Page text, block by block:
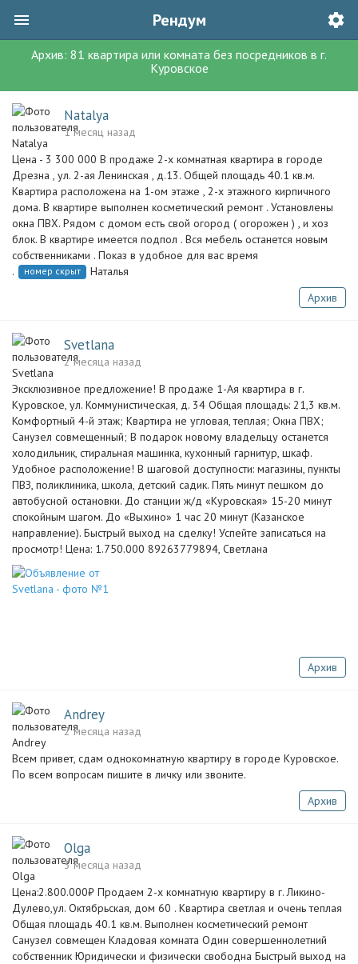
Рендум
Архив: 81 квартира или комната без посредников в г.
Куровское
Natalya
1 месяц назад
Цена - 3 300 000 В продаже 2-х комнатная квартира в городе
Дрезна , ул. 2-ая Ленинская , д.13. Общей площадь 40.1 кв.м.
Квартира расположена на 1-ом этаже , 2-х этажного кирпичного
дома. В квартире выполнен косметический ремонт . Установлены
окна ПВХ. Рядом с домом есть свой огород ( огорожен ) , и хоз
блок. В квартире имеется подпол . Вся мебель останется новым
собственниками . Показ в удобное для вас время
.
номер скрыт
Наталья
Архив
Svetlana
2 месяца назад
Эксклюзивное предложение! В продаже 1-Ая квартира в г.
Куровское, ул. Коммунистическая, д. 34 Общая площадь: 21,3 кв.м.
Комфортный 4-й этаж; Квартира не угловая, теплая; Окна ПВХ;
Санузел совмещенный; В подарок новому владельцу останется
холодильник, стиральная машинка, кухонный гарнитур, шкаф.
Удобное расположение! В шаговой доступности: магазины, пункты
ПВЗ, поликлиника, школа, детский садик. Пять минут пешком до
автобусной остановки. До станции ж/д «Куровская» 15-20 минут
спокойным шагом. До «Выхино» 1 час 20 минут (Казанское
направление). Быстрый выход на сделку! Успейте записаться на
просмотр! Цена: 1.750.000 89263779894, Светлана
Архив
Andrey
2 месяца назад
Всем привет, сдам однокомнатную квартиру в городе Куровское.
По всем вопросам пишите в личку или звоните.
Архив
Olga
3 месяца назад
Цена:2.800.000₽ Продаем 2-х комнатную квартиру в г. Ликино-
Дулево,ул. Октябрьская, дом 60 . Квартира светлая и очень теплая
Общая площадь 40.1 кв.м. Выполнен косметический ремонт
Санузел совмещен Кладовая комната Один совершеннолетний
собственник Юридически и физически свободна Быстрый выход на